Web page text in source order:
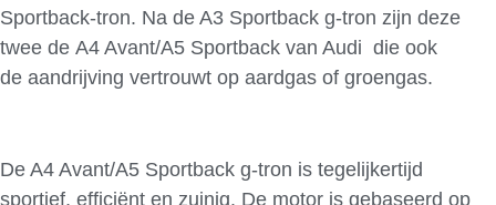
Sportback-tron. Na de A3 Sportback g-tron zijn deze
twee de A4 Avant/A5 Sportback van Audi die ook
de aandrijving vertrouwt op aardgas of groengas.
De A4 Avant/A5 Sportback g-tron is tegelijkertijd
sportief, efficiënt en zuinig. De motor is gebaseerd op